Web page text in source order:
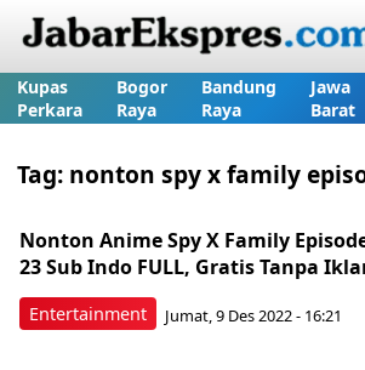
Kupas
Perkara
Bogor
Raya
Bandung
Raya
Jawa
Barat
Tag: nonton spy x family
Entertainment
Nonton Anime Spy X Family
23 Sub Indo FULL, Gratis Tanpa
Jumat, 9 Des 2022 - 16:21